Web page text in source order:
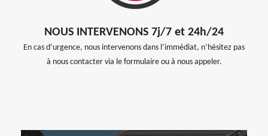
NOUS INTERVENONS 7j/7 et 24h/24
En cas d’urgence, nous intervenons dans l’immédiat, n’hésitez pas
à nous contacter via le formulaire ou à nous appeler.